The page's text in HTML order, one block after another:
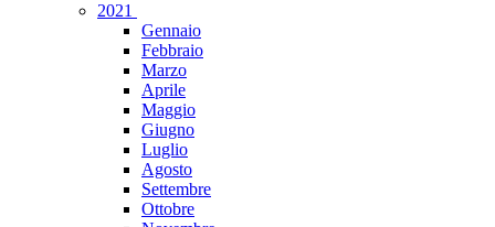
2021
Gennaio
Febbraio
Marzo
Aprile
Maggio
Giugno
Luglio
Agosto
Settembre
Ottobre